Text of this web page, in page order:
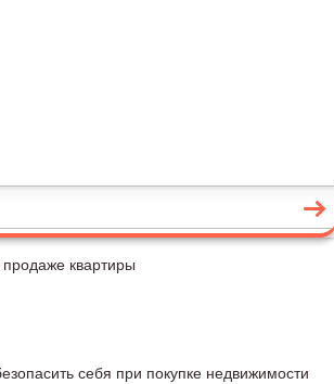
квартиры
себя при покупке недвижимости